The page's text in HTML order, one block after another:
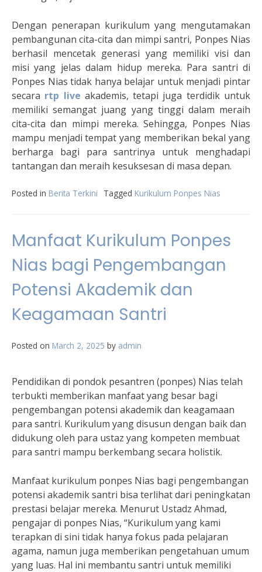
Dengan penerapan kurikulum yang mengutamakan
pembangunan cita-cita dan mimpi santri, Ponpes Nias
berhasil mencetak generasi yang memiliki visi dan
misi yang jelas dalam hidup mereka. Para santri di
Ponpes Nias tidak hanya belajar untuk menjadi pintar
secara rtp live akademis, tetapi juga terdidik untuk
memiliki semangat juang yang tinggi dalam meraih
cita-cita dan mimpi mereka. Sehingga, Ponpes Nias
mampu menjadi tempat yang memberikan bekal yang
berharga bagi para santrinya untuk menghadapi
tantangan dan meraih kesuksesan di masa depan.
Posted in Berita Terkini Tagged Kurikulum Ponpes Nias
Manfaat Kurikulum Ponpes
Nias bagi Pengembangan
Potensi Akademik dan
Keagamaan Santri
Posted on March 2, 2025 by admin
Pendidikan di pondok pesantren (ponpes) Nias telah
terbukti memberikan manfaat yang besar bagi
pengembangan potensi akademik dan keagamaan
para santri. Kurikulum yang disusun dengan baik dan
didukung oleh para ustaz yang kompeten membuat
para santri mampu berkembang secara holistik.
Manfaat kurikulum ponpes Nias bagi pengembangan
potensi akademik santri bisa terlihat dari peningkatan
prestasi belajar mereka. Menurut Ustadz Ahmad,
pengajar di ponpes Nias, “Kurikulum yang kami
terapkan di sini tidak hanya fokus pada pelajaran
agama, namun juga memberikan pengetahuan umum
yang luas. Hal ini membantu santri untuk memiliki